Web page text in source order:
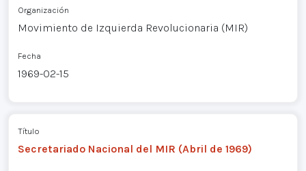
Organización
Movimiento de Izquierda Revolucionaria (MIR)
Fecha
1969-02-15
Título
Secretariado Nacional del MIR (Abril de 1969)